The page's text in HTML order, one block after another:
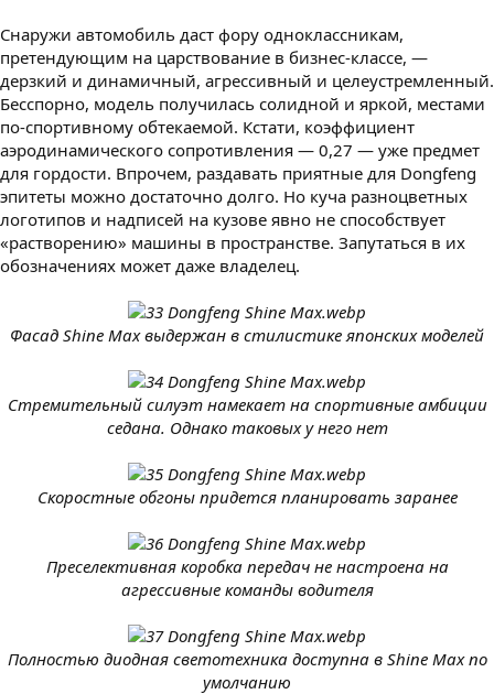
Снаружи автомобиль даст фору одноклассникам,
претендующим на царствование в бизнес-классе, —
дерзкий и динамичный, агрессивный и целеустремленный.
Бесспорно, модель получилась солидной и яркой, местами
по-спортивному обтекаемой. Кстати, коэффициент
аэродинамического сопротивления — 0,27 — уже предмет
для гордости. Впрочем, раздавать приятные для Dongfeng
эпитеты можно достаточно долго. Но куча разноцветных
логотипов и надписей на кузове явно не способствует
«растворению» машины в пространстве. Запутаться в их
обозначениях может даже владелец.
Фасад Shine Max выдержан в стилистике японских моделей
Стремительный силуэт намекает на спортивные амбиции
седана. Однако таковых у него нет
Скоростные обгоны придется планировать заранее
Преселективная коробка передач не настроена на
агрессивные команды водителя
Полностью диодная светотехника доступна в Shine Max по
умолчанию